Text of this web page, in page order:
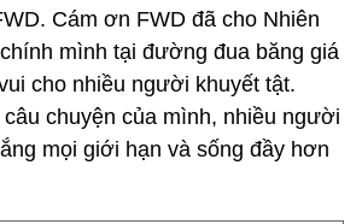
Cám ơn FWD đã cho Nhiên
mình tại đường đua băng giá
cho nhiều người khuyết tật.
chuyện của mình, nhiều người
mọi giới hạn và sống đầy hơn